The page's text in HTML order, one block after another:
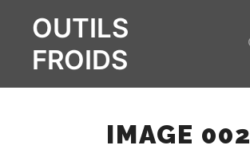
OUTILS
FROIDS
IMAGE 002